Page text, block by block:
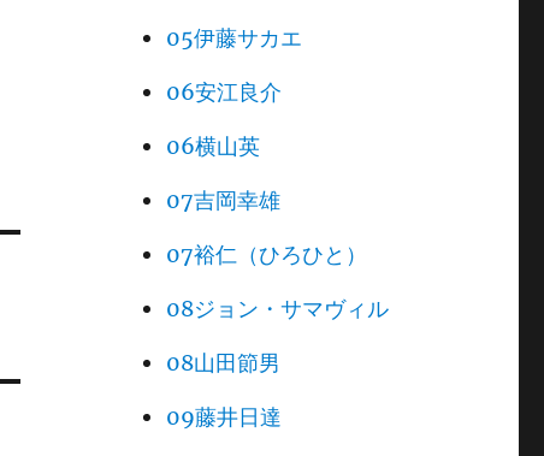
05伊藤サカエ
06安江良介
06横山英
07吉岡幸雄
07裕仁（ひろひと）
08ジョン・サマヴィル
08山田節男
09藤井日達